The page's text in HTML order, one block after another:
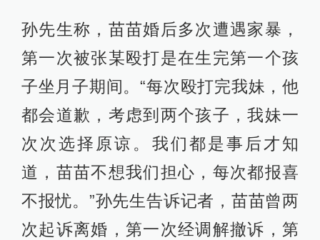
孙先生称，苗苗婚后多次遭遇家暴，
第一次被张某殴打是在生完第一个孩
子坐月子期间。“每次殴打完我妹，他
都会道歉，考虑到两个孩子，我妹一
次次选择原谅。我们都是事后才知
道，苗苗不想我们担心，每次都报喜
不报忧。”孙先生告诉记者，苗苗曾两
次起诉离婚，第一次经调解撤诉，第